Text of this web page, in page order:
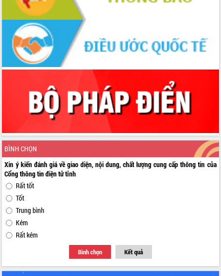
BÌNH CHỌN
Xin ý kiến đánh giá về giao diện, nội dung, chất lượng cung cấp thông tin của
Cổng thông tin điện tử tỉnh
Rất tốt
Tốt
Trung bình
Kém
Rất kém
Bình chọn Kết quả